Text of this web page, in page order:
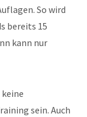
So wird
bereits 15
kann nur
sein. Auch